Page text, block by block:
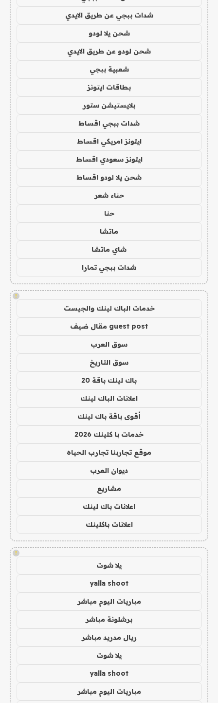
شدات ببجي عن طريق الايدي
شحن يلا لودو
شحن لودو عن طريق الايدي
شعبية ببجي
بطاقات ايتونز
بلايستيشن ستور
شدات ببجي اقساط
ايتونز امريكي اقساط
ايتونز سعودي اقساط
شحن يلا لودو اقساط
حناء شعر
حنا
ماتشا
شاي ماتشا
شدات ببجي تمارا
!
خدمات الباك لينك والجيست
guest post مقال ضيف
سوق العرب
سوق التاريخ
باك لينك باقة 20
اعلانات الباك لينك
أقوى باقة باك لينك
خدمات با كلينك 2026
موقع تجاربنا تجارب الحياه
ديوان العرب
مشاريع
اعلانات باك لينك
اعلانات باكلينك
!
يلا شوت
yalla shoot
مباريات اليوم مباشر
برشلونة مباشر
ريال مدريد مباشر
يلا شوت
yalla shoot
مباريات اليوم مباشر